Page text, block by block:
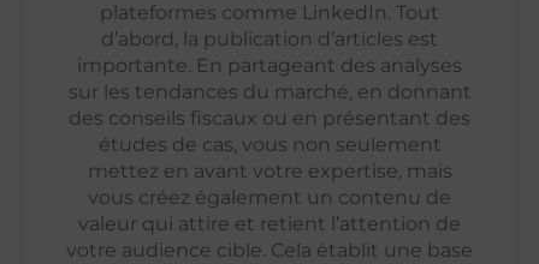
plateformes comme LinkedIn. Tout
d’abord, la publication d’articles est
importante. En partageant des analyses
sur les tendances du marché, en donnant
des conseils fiscaux ou en présentant des
études de cas, vous non seulement
mettez en avant votre expertise, mais
vous créez également un contenu de
valeur qui attire et retient l’attention de
votre audience cible. Cela établit une base